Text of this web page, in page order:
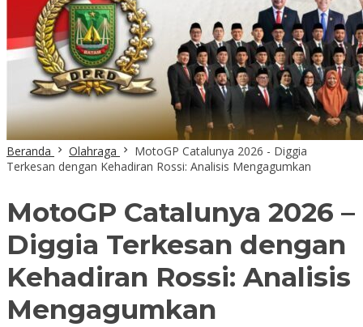
Beranda Olahraga
MotoGP Catalunya 2026 - Diggia
Terkesan dengan Kehadiran Rossi: Analisis Mengagumkan
MotoGP Catalunya 2026 –
Diggia Terkesan dengan
Kehadiran Rossi: Analisis
Mengagumkan